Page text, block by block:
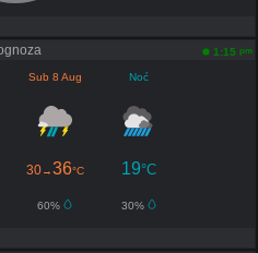
1:15 pm
Sub 8 Aug Noć
30→36°C 19°C
60% 30%